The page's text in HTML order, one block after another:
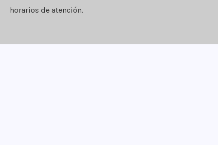
horarios de atención.